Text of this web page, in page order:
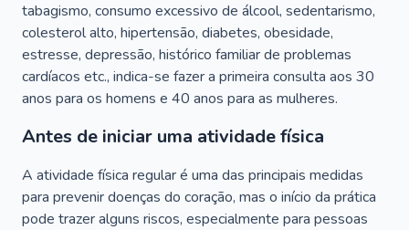
tabagismo, consumo excessivo de álcool, sedentarismo,
colesterol alto, hipertensão, diabetes, obesidade,
estresse, depressão, histórico familiar de problemas
cardíacos etc., indica-se fazer a primeira consulta aos 30
anos para os homens e 40 anos para as mulheres.
Antes de iniciar uma atividade física
A atividade física regular é uma das principais medidas
para prevenir doenças do coração, mas o início da prática
pode trazer alguns riscos, especialmente para pessoas